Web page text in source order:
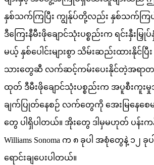
နှစ်သက်ကြပြီး ကျွန်ုပ်တို့လည်း နှစ်သက်ကြ
ဒီကြေးနီမီးဖိုချောင်သုံးပစ္စည်းက ရင်းနှီးမြှု
မယ့် နှစ်ပေါင်းများစွာ သိမ်းဆည်းထားနိုင်ပြီ
သားတွေဆီ လက်ဆင့်ကမ်းပေးနိုင်တဲ့အရာတစ်
ထုတ် ဒီမီးဖိုချောင်သုံးပစ္စည်းက အပူစီးကူးမှု
ချက်ပြုတ်နေစဉ် လက်တွေကို အေးမြနေ
တွေ ပါရှိပါတယ်။ အိုးတွေ ဒါမှမဟုတ် ပန်
Williams Sonoma က ၈ ခုပါ အစုံတွေနဲ့ ၁၂
ရောင်းချပေးပါတယ်။